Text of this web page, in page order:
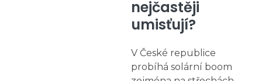
nejčastěji
umisťují?
V České republice
probíhá solární boom